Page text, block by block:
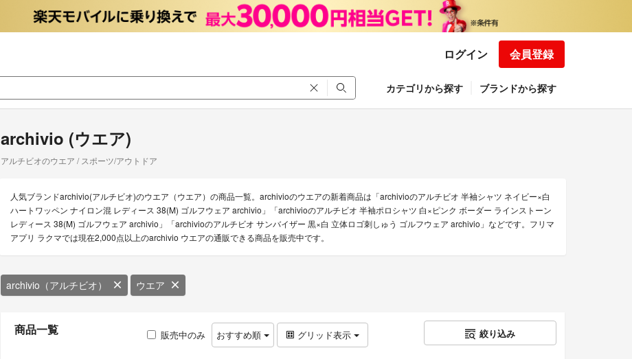
ログイン 会員登録
カテゴリから探す ブランドから探す
archivio (ウエア)
アルチビオのウエア / スポーツ/アウトドア
人気ブランドarchivio(アルチビオ)のウエア（ウエア）の商品一覧。archivioのウエアの新着商品は「archivioのアルチビオ 半袖シャツ ネイビー×白
ハートワッペン ナイロン混 レディース 38(M) ゴルフウェア archivio」「archivioのアルチビオ 半袖ポロシャツ 白×ピンク ボーダー ラインストーン
レディース 38(M) ゴルフウェア archivio」「archivioのアルチビオ サンバイザー 黒×白 立体ロゴ刺しゅう ゴルフウェア archivio」などです。フリマ
アプリ ラクマでは現在2,000点以上のarchivio ウエアの通販できる商品を販売中です。
archivio（アルチビオ） ウエア
商品一覧 販売中のみ おすすめ順 グリッド表示 絞り込み